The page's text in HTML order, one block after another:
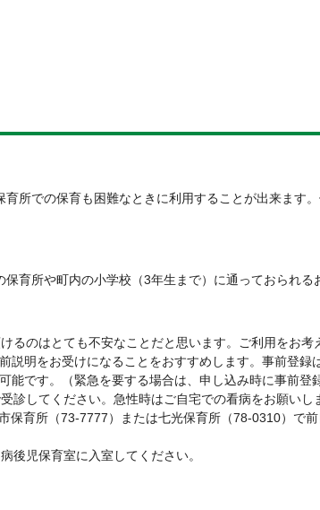
所での保育も困難なときに利用することが出来ます
育所や町内の小学校（3年生まで）に通っておられる
るのはとても不安なことだと思います。ご利用をお考
説明をお受けになることをおすすめします。事前登
です。（緊急を要する場合は、申し込み時に事前登
診してください。急性時はご自宅での看病をお願いし
保育所（73-7777）または七光保育所（78-0310）で
後児保育室に入室してください。